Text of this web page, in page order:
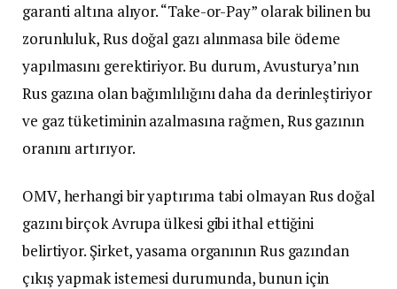
garanti altına alıyor. “Take-or-Pay” olarak bilinen bu
zorunluluk, Rus doğal gazı alınmasa bile ödeme
yapılmasını gerektiriyor. Bu durum, Avusturya’nın
Rus gazına olan bağımlılığını daha da derinleştiriyor
ve gaz tüketiminin azalmasına rağmen, Rus gazının
oranını artırıyor.
OMV, herhangi bir yaptırıma tabi olmayan Rus doğal
gazını birçok Avrupa ülkesi gibi ithal ettiğini
belirtiyor. Şirket, yasama organının Rus gazından
çıkış yapmak istemesi durumunda, bunun için